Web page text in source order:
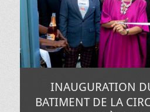
INAUGURATION
BATIMENT DE LA